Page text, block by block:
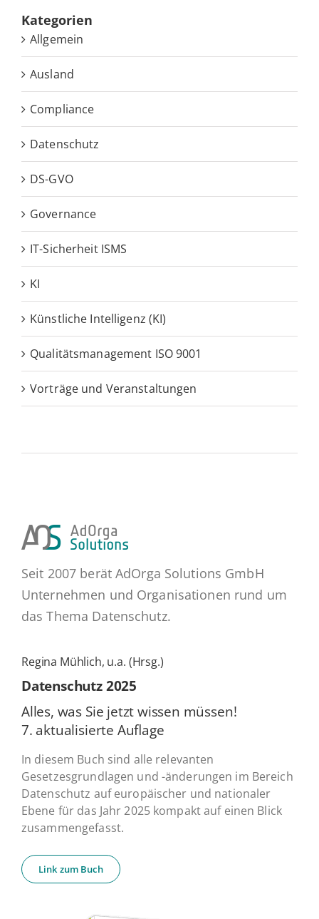
Ka­te­go­rien
Allgemein
Ausland
Compliance
Datenschutz
DS-GVO
Governance
IT-Sicherheit ISMS
KI
Künstliche Intelligenz (KI)
Qualitätsmanagement ISO 9001
Vorträge und Veranstaltungen
Seit 2007 berät AdOrga Solutions GmbH
Unternehmen und Organisationen rund um
das Thema Datenschutz.
Regina Mühlich, u.a. (Hrsg.)
Daten­schutz 2025
Alles, was Sie jetzt wissen müssen!
7. ak­tua­li­sier­te Auflage
In diesem Buch sind alle relevanten
Gesetzesgrundlagen und -änderungen im Bereich
Datenschutz auf europäischer und nationaler
Ebene für das Jahr 2025 kompakt auf einen Blick
zusammengefasst.
Link zum Buch